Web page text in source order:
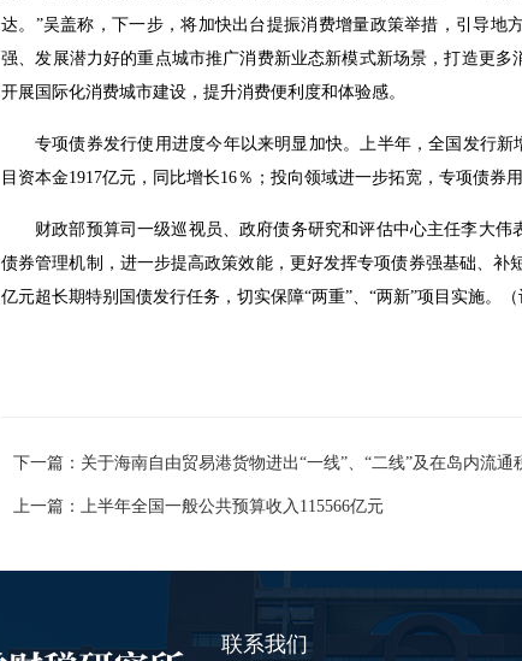
达。”吴盖称，下一步，将加快出台提振消费增量政策举措，引导
强、发展潜力好的重点城市推广消费新业态新模式新场景，打造更
开展国际化消费城市建设，提升消费便利度和体验感。
专项债券发行使用进度今年以来明显加快。上半年，全国发行
目资本金1917亿元，同比增长16％；投向领域进一步拓宽，专项债券
财政部预算司一级巡视员、政府债务研究和评估中心主任李大
债券管理机制，进一步提高政策效能，更好发挥专项债券强基础、
亿元超长期特别国债发行任务，切实保障“两重”、“两新”项目实施。
下一篇：关于海南自由贸易港货物进出“一线”、“二线”及在岛内流通
上一篇：上半年全国一般公共预算收入115566亿元
联系我们